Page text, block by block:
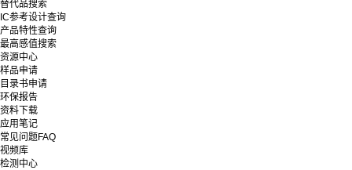
替代品搜索
IC参考设计查询
产品特性查询
最高感值搜索
资源中心
样品申请
目录书申请
环保报告
资料下载
应用笔记
常见问题FAQ
视频库
检测中心